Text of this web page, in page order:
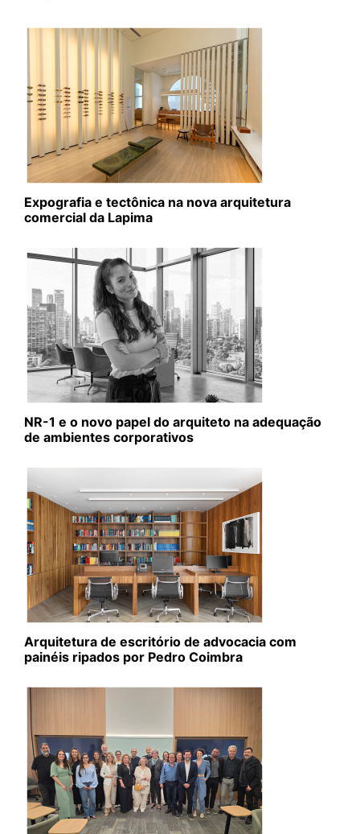
Expografia e tectônica na nova arquitetura
comercial da Lapima
NR-1 e o novo papel do arquiteto na adequação
de ambientes corporativos
Arquitetura de escritório de advocacia com
painéis ripados por Pedro Coimbra